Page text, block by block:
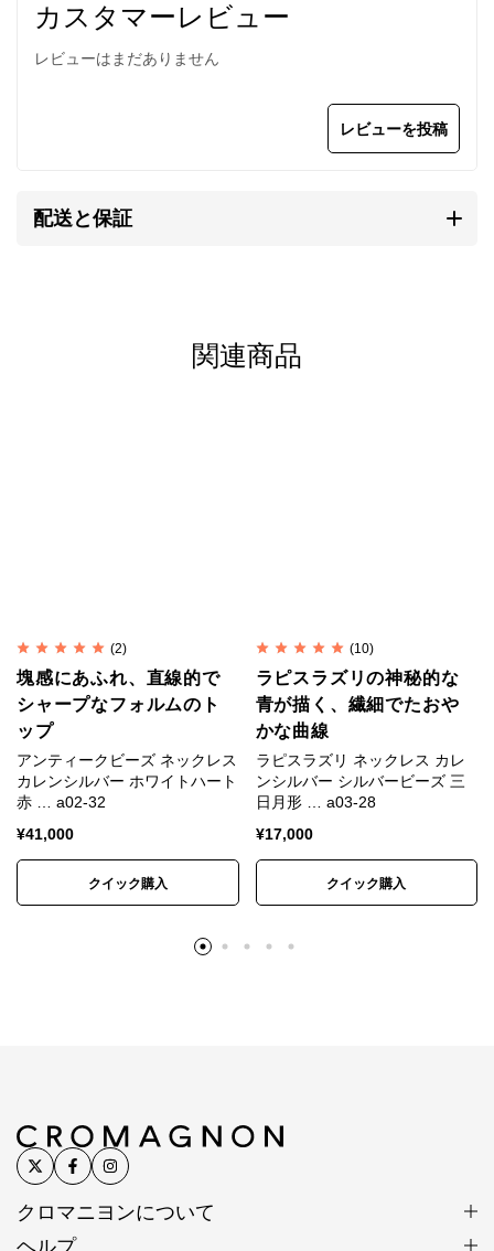
牛革紐はブラウン（掲載写真）、ブラック、ベージュ
からお選びいただけます。
メンズ/レディース兼用。フリーサイズ。
ービーズ
マットな質感が特徴で、刻印の一つ一つが異なる表情
す。
そこには自然を畏れ敬うアニミズムの思想が流れてい
ます。
カレンシルバーの銀純度
シルバーはやわらかい金属です。
純銀では傷がつきやすく装飾品に向かないため、耐久
カレンシルバーは銀95%＋銅5%のSV950が用いられ
ます。
SV925は昔ながらの手仕事には固すぎるためです。
カスタマーレビュー
レビューはまだありません
レビューを投稿
配送と保証
関連商品
(2)
塊感にあふれ、直線的で
シャープなフォルムのト
ップ
アンティークビーズ ネックレス
カレンシルバー ホワイトハート
赤 … a02-32
¥41,000
クイック購入
(10)
ラピスラズリの神秘的な
青が描く、繊細でたおや
かな曲線
ラピスラズリ ネックレス カレ
ンシルバー シルバービーズ 三
日月形 … a03-28
¥17,000
クイック購入
クロマニヨンについて
ヘルプ